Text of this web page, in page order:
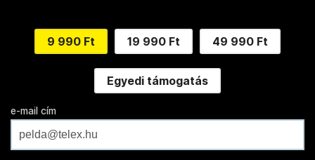
9 990 Ft 19 990 Ft 49 990 Ft
Egyedi támogatás
e-mail cím